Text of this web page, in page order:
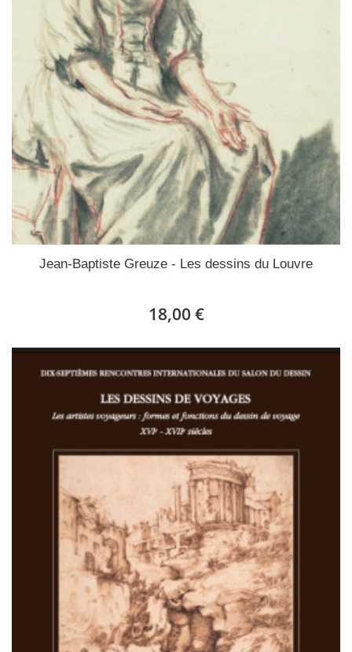
Jean-Baptiste Greuze - Les dessins du Louvre
18,00 €